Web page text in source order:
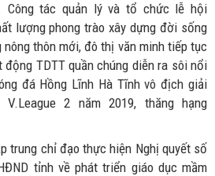
Công tác quản lý và tổ chức lễ hội
lượng phong trào xây dựng đời sống
nông thôn mới, đô thị văn minh tiếp tục
TDTT quần chúng diễn ra sôi nổi
đá Hồng Lĩnh Hà Tĩnh vô địch giải
2 năm 2019, thăng hạng
trung chỉ đạo thực hiện Nghị quyết số
tỉnh về phát triển giáo dục mầm